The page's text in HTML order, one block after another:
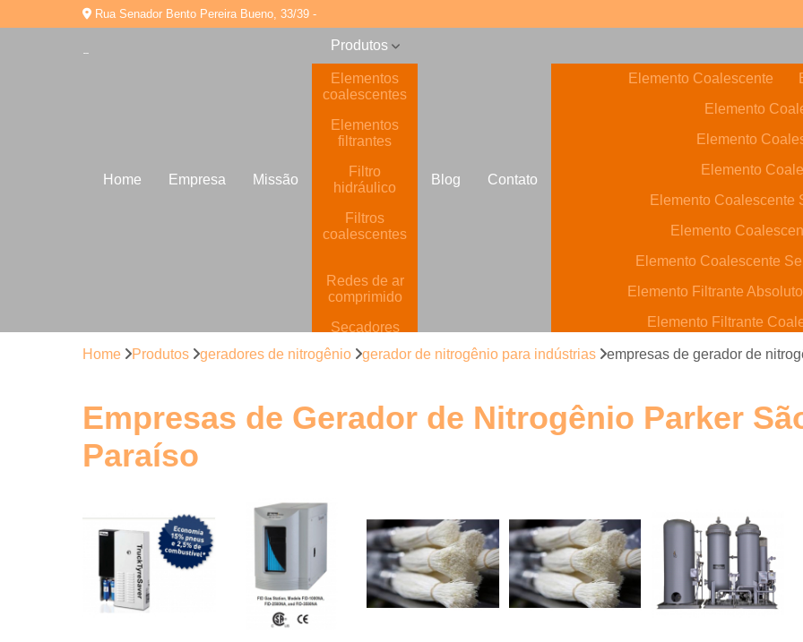
Rua Senador Bento Pereira Bueno, 33/39 -
Home Empresa Missão
Produtos
Elementos
coalescentes
Elementos
filtrantes
Filtro
hidráulico
Filtros
coalescentes
Redes de ar
comprimido
Secadores
comprimido
de ar
comprimido
comprimido
Tubulações
em alumínio
Blog Contato
Elemento Coalescente
Elemento
Elemento
Elemento
Elemento Coalescente
Elemento
Elemento Coalescente
Elemento Filtrante Absoluto
Elemento Filtrante
Elemento Filtrante de
Elemento Filtrante Plissado
Filtros Hidráulicos
Elemento para Filtro Coalescente
Filtro Coalescente Ar
Home Produtos geradores de nitrogênio gerador de nitrogênio para indústrias empresas de gerador de
Empresas de Gerador de Nitrogênio Parker
Paraíso